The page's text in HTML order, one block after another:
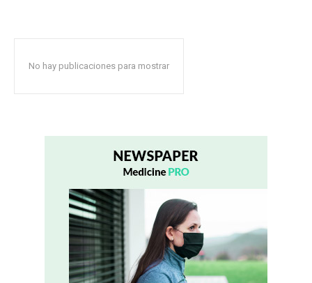
No hay publicaciones para mostrar